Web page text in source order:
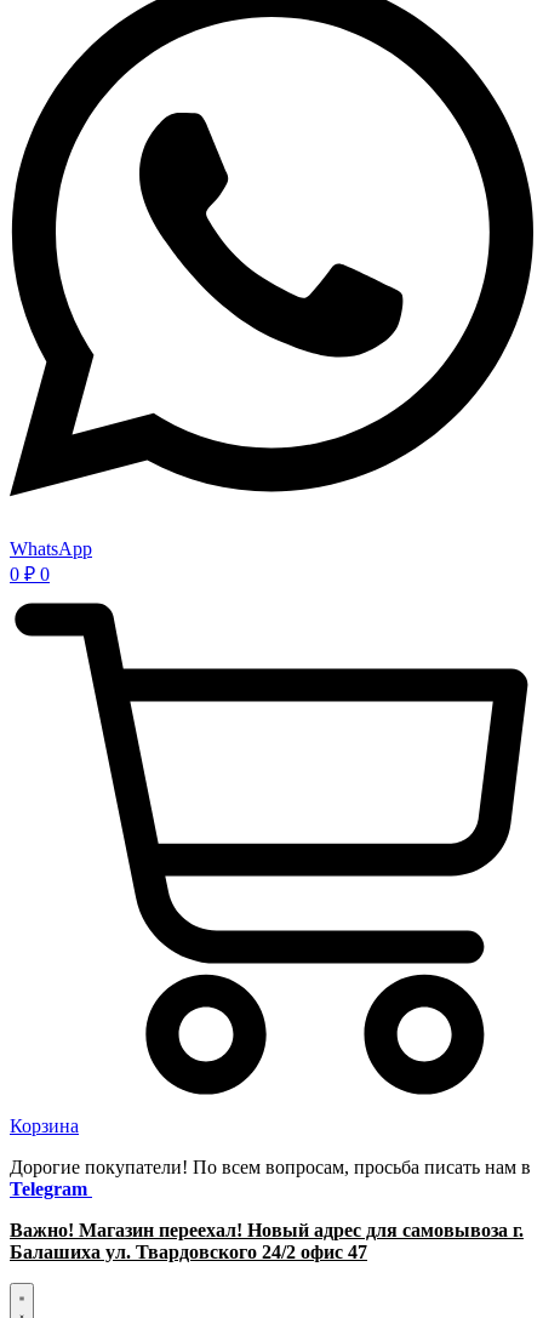
WhatsApp
0 ₽ 0
Корзина
Дорогие покупатели! По всем вопросам, просьба писать нам в
Telegram
Важно! Магазин переехал! Новый адрес для самовывоза г.
Балашиха ул. Твардовского 24/2 офис 47